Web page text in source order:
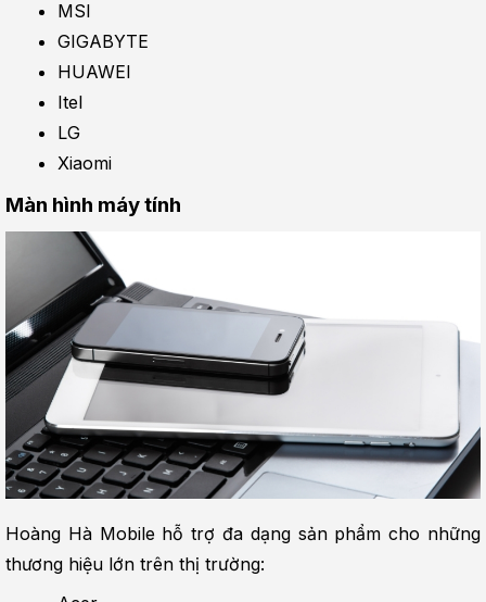
MSI
GIGABYTE
HUAWEI
Itel
LG
Xiaomi
Màn hình máy tính
Hoàng Hà Mobile hỗ trợ đa dạng sản phẩm cho những
thương hiệu lớn trên thị trường: